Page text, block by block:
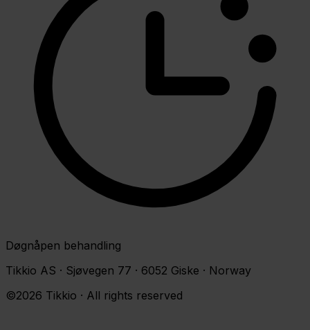
Døgnåpen behandling
Tikkio AS · Sjøvegen 77 · 6052 Giske · Norway
©2026 Tikkio · All rights reserved